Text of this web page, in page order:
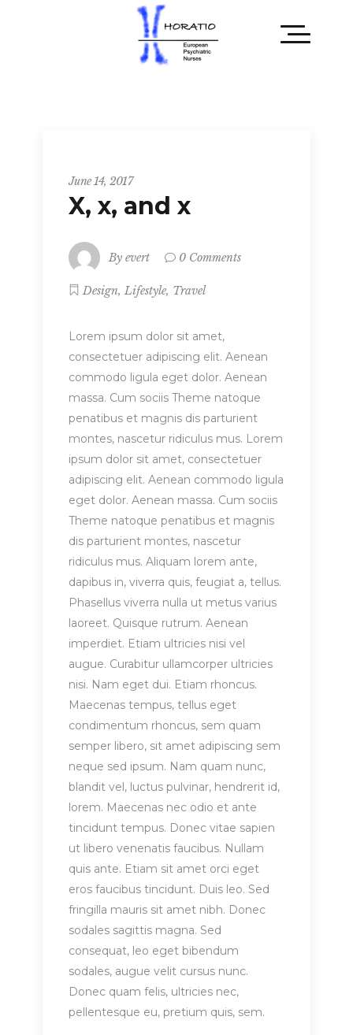
June 14, 2017
X, x, and x
By evert 0 Comments
Design, Lifestyle, Travel
Lorem ipsum dolor sit amet,
consectetuer adipiscing elit. Aenean
commodo ligula eget dolor. Aenean
massa. Cum sociis Theme natoque
penatibus et magnis dis parturient
montes, nascetur ridiculus mus. Lorem
ipsum dolor sit amet, consectetuer
adipiscing elit. Aenean commodo ligula
eget dolor. Aenean massa. Cum sociis
Theme natoque penatibus et magnis
dis parturient montes, nascetur
ridiculus mus. Aliquam lorem ante,
dapibus in, viverra quis, feugiat a, tellus.
Phasellus viverra nulla ut metus varius
laoreet. Quisque rutrum. Aenean
imperdiet. Etiam ultricies nisi vel
augue. Curabitur ullamcorper ultricies
nisi. Nam eget dui. Etiam rhoncus.
Maecenas tempus, tellus eget
condimentum rhoncus, sem quam
semper libero, sit amet adipiscing sem
neque sed ipsum. Nam quam nunc,
blandit vel, luctus pulvinar, hendrerit id,
lorem. Maecenas nec odio et ante
tincidunt tempus. Donec vitae sapien
ut libero venenatis faucibus. Nullam
quis ante. Etiam sit amet orci eget
eros faucibus tincidunt. Duis leo. Sed
fringilla mauris sit amet nibh. Donec
sodales sagittis magna. Sed
consequat, leo eget bibendum
sodales, augue velit cursus nunc.
Donec quam felis, ultricies nec,
pellentesque eu, pretium quis, sem.